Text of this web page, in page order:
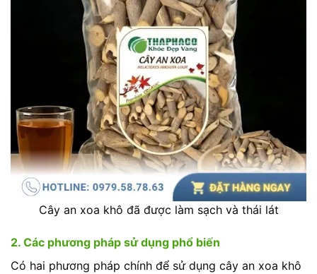
Cây an xoa khô đã được làm sạch và thái lát
2. Các phương pháp sử dụng phổ biến
Có hai phương pháp chính để sử dụng cây an xoa khô